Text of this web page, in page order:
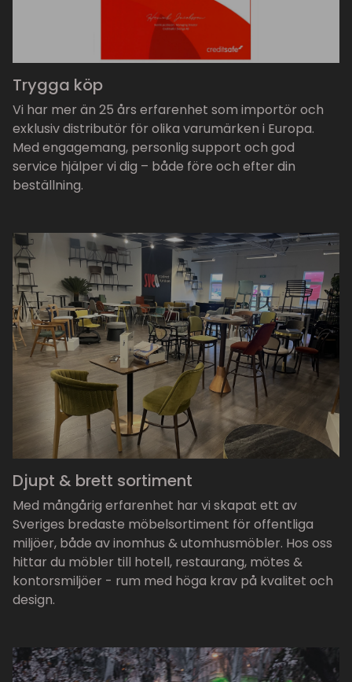
Trygga köp
Vi har mer än 25 års erfarenhet som importör och
exklusiv distributör för olika varumärken i Europa.
Med engagemang, personlig support och god
service hjälper vi dig – både före och efter din
beställning.
Djupt & brett sortiment
Med mångårig erfarenhet har vi skapat ett av
Sveriges bredaste möbelsortiment för offentliga
miljöer, både av inomhus & utomhusmöbler. Hos oss
hittar du möbler till hotell, restaurang, mötes &
kontorsmiljöer - rum med höga krav på kvalitet och
design.